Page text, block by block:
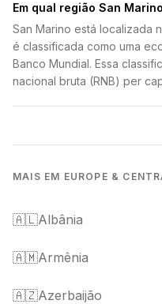
Em qual região San
San Marino está localizada
é classificada como uma
Banco Mundial. Essa
nacional bruta (RNB) per
MAIS EM EUROPE &
🇦🇱Albânia
🇦🇲Armênia
🇦🇿Azerbaijão